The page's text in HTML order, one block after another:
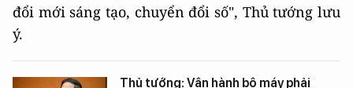
đổi mới sáng tạo, chuyển đổi số", Thủ tướng lưu
ý.
Thủ tướng: Vận hành bộ máy phải